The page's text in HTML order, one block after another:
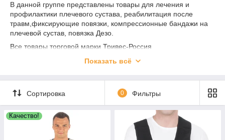
В данной группе представлены товары для лечения и
профилактики плечевого сустава, реабилитация после
травм,фиксирующие повязки, компрессионные бандажи на
плечевой сустав, повязка Дезо.
Все товары торговой марки Тривес-Россия
Осуществляем доставку в регионы РК
Показать всё
Сортировка 0 Фильтры
Качество!